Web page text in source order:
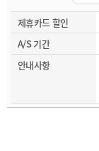
제휴카드 할인
A/S 기간
안내사항